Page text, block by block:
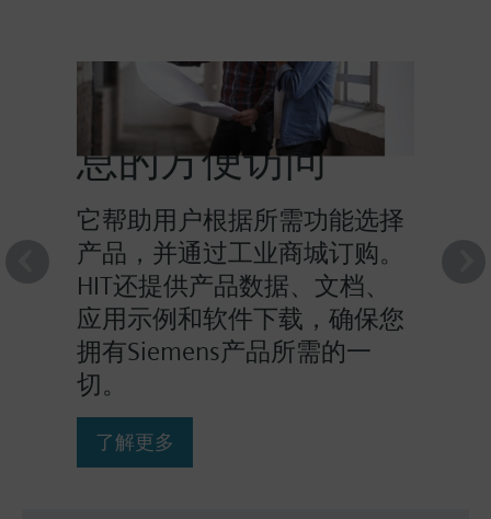
HIT提供对产品信
息的方便访问
它帮助用户根据所需功能选择
产品，并通过工业商城订购。
HIT还提供产品数据、文档、
应用示例和软件下载，确保您
拥有Siemens产品所需的一
切。
了解更多